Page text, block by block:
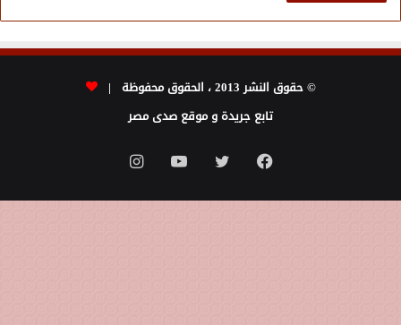
© حقوق النشر 2013 ، الحقوق محفوظة |
تابع جريدة و موقع صدى مصر
فيسبوك تويتر يوتيوبانستقرام